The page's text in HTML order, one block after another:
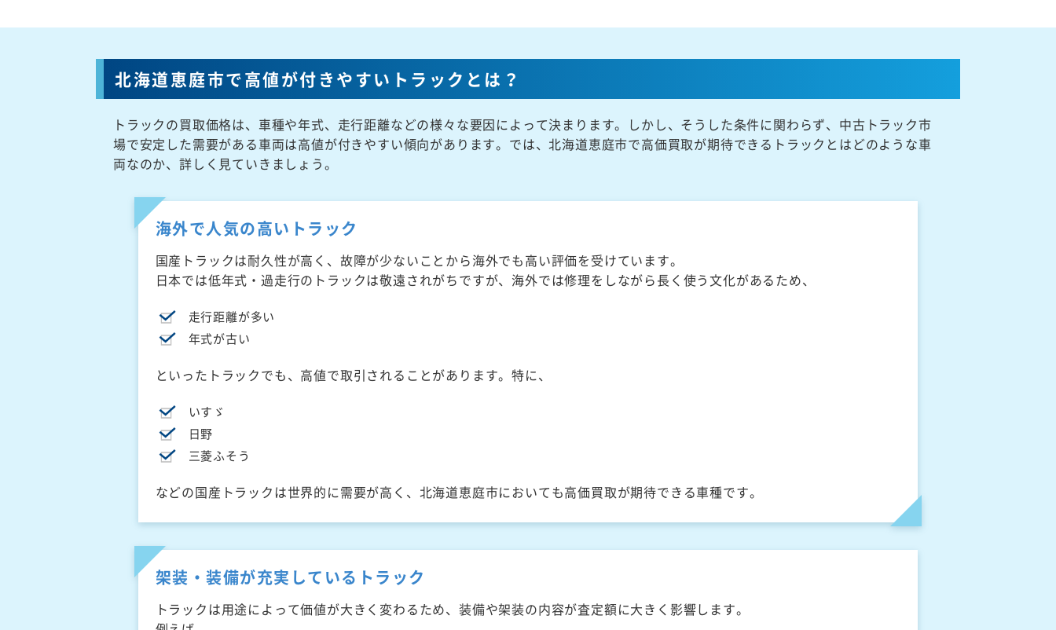
北海道恵庭市で高値が付きやすいトラックとは？
トラックの買取価格は、車種や年式、走行距離などの様々な要因によって決まります。しかし、そうした条件に関わらず、中古トラック市
場で安定した需要がある車両は高値が付きやすい傾向があります。では、北海道恵庭市で高価買取が期待できるトラックとはどのような車
両なのか、詳しく見ていきましょう。
海外で人気の高いトラック
国産トラックは耐久性が高く、故障が少ないことから海外でも高い評価を受けています。
日本では低年式・過走行のトラックは敬遠されがちですが、海外では修理をしながら長く使う文化があるため、
走行距離が多い
年式が古い
といったトラックでも、高値で取引されることがあります。特に、
いすゞ
日野
三菱ふそう
などの国産トラックは世界的に需要が高く、北海道恵庭市においても高価買取が期待できる車種です。
架装・装備が充実しているトラック
トラックは用途によって価値が大きく変わるため、装備や架装の内容が査定額に大きく影響します。